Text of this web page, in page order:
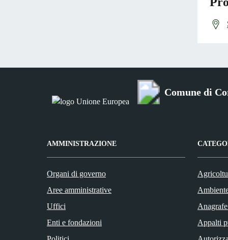
Comune di
AMMINISTRAZIONE
Organi di governo
Aree amministrative
Uffici
Enti e fondazioni
Appalti